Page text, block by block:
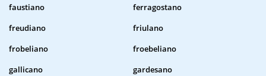
faustiano
ferragostano
freudiano
friulano
frobeliano
froebeliano
gallicano
gardesano